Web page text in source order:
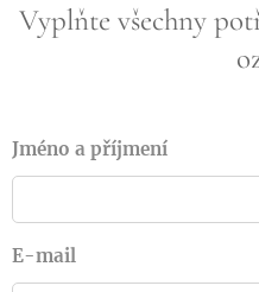
Vyplňte všechny
Jméno a příjmení
E-mail